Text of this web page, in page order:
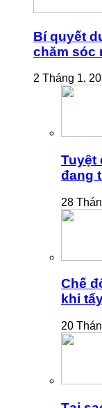
Bí quyết
chăm sóc
2 Tháng 1,
Tuyệt
đang
28
Chế
khi
20